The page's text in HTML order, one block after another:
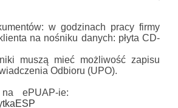
w godzinach pracy firmy
na nośniku danych: płyta CD-
muszą mieć możliwość zapisu
Odbioru (UPO).
ePUAP-ie: